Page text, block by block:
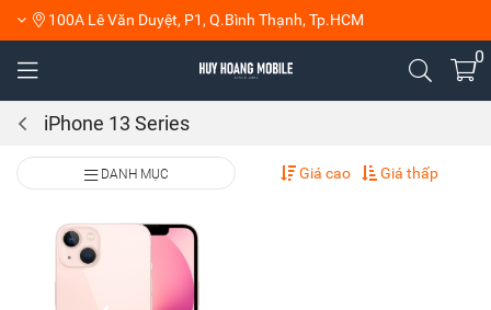
100A Lê Văn Duyệt, P1, Q.Bình Thạnh, Tp.HCM
0
iPhone 13 Series
DANH MỤC Giá cao Giá thấp